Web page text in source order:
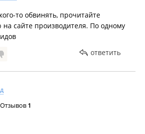
то обвинять, прочитайте
сайте производителя. По одному
ответить
д
Отзывов 1